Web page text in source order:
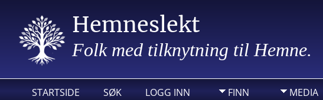
Hemneslekt
Folk med tilknytning til Hemne.
STARTSIDE SØK LOGG INN FINN MEDIA